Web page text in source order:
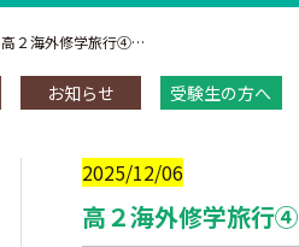
高２海外修学旅行④…
お知らせ 受験生の方へ
2025/12/06
高２海外修学旅行④